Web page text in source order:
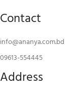
Contact
info@ananya.com.bd
09613-554445
Address